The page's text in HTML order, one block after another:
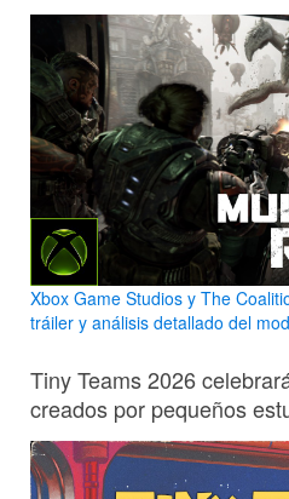
Xbox Game Studios y The
tráiler y análisis detallado del
Tiny Teams 2026
creados por pequeños